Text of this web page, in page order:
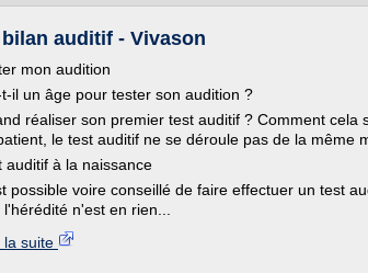
bilan auditif - Vivason
mon audition
il un âge pour tester son audition ?
réaliser son premier test auditif ? Comment cela
le test auditif ne se déroule pas de la même
auditif à la naissance
possible voire conseillé de faire effectuer un test
n'est en rien...
la suite